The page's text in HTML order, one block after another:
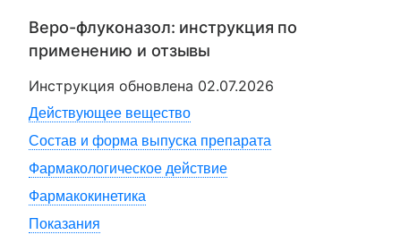
Веро-флуконазол: инструкция по
применению и отзывы
Инструкция обновлена 02.07.2026
Действующее вещество
Состав и форма выпуска препарата
Фармакологическое действие
Фармакокинетика
Показания